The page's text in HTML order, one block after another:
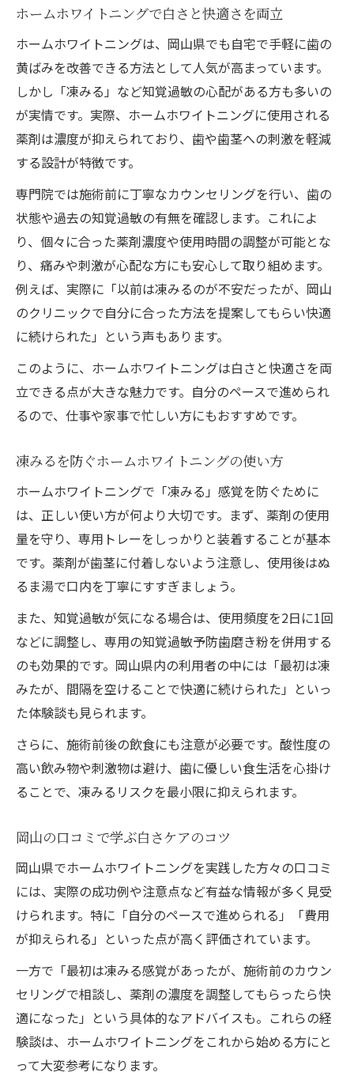
ホームホワイトニングで白さと快適さを両立
ホームホワイトニングは、岡山県でも自宅で手軽に歯の
黄ばみを改善できる方法として人気が高まっています。
しかし「凍みる」など知覚過敏の心配がある方も多いの
が実情です。実際、ホームホワイトニングに使用される
薬剤は濃度が抑えられており、歯や歯茎への刺激を軽減
する設計が特徴です。
専門院では施術前に丁寧なカウンセリングを行い、歯の
状態や過去の知覚過敏の有無を確認します。これによ
り、個々に合った薬剤濃度や使用時間の調整が可能とな
り、痛みや刺激が心配な方にも安心して取り組めます。
例えば、実際に「以前は凍みるのが不安だったが、岡山
のクリニックで自分に合った方法を提案してもらい快適
に続けられた」という声もあります。
このように、ホームホワイトニングは白さと快適さを両
立できる点が大きな魅力です。自分のペースで進められ
るので、仕事や家事で忙しい方にもおすすめです。
凍みるを防ぐホームホワイトニングの使い方
ホームホワイトニングで「凍みる」感覚を防ぐために
は、正しい使い方が何より大切です。まず、薬剤の使用
量を守り、専用トレーをしっかりと装着することが基本
です。薬剤が歯茎に付着しないよう注意し、使用後はぬ
るま湯で口内を丁寧にすすぎましょう。
また、知覚過敏が気になる場合は、使用頻度を2日に1回
などに調整し、専用の知覚過敏予防歯磨き粉を併用する
のも効果的です。岡山県内の利用者の中には「最初は凍
みたが、間隔を空けることで快適に続けられた」といっ
た体験談も見られます。
さらに、施術前後の飲食にも注意が必要です。酸性度の
高い飲み物や刺激物は避け、歯に優しい食生活を心掛け
ることで、凍みるリスクを最小限に抑えられます。
岡山の口コミで学ぶ白さケアのコツ
岡山県でホームホワイトニングを実践した方々の口コミ
には、実際の成功例や注意点など有益な情報が多く見受
けられます。特に「自分のペースで進められる」「費用
が抑えられる」といった点が高く評価されています。
一方で「最初は凍みる感覚があったが、施術前のカウン
セリングで相談し、薬剤の濃度を調整してもらったら快
適になった」という具体的なアドバイスも。これらの経
験談は、ホームホワイトニングをこれから始める方にと
って大変参考になります。